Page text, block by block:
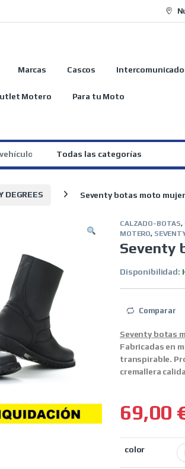
Marcas Cascos
Motero Para tu Moto
DEGREES Seventy botas moto mujer
CALZADO-BOTAS,
MOTERO,
Seventy
Disponibilidad:
Comparar
Seventy botas
Fabricadas en
transpirable.
cremallera
69,00
color